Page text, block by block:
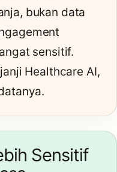
bukan data
sensitif.
Healthcare AI,
Sensitif